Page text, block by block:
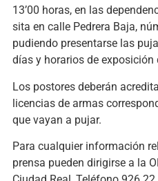
13’00 horas, en las
sita en calle Pedrera Baja,
pudiendo presentarse las
días y horarios de exposición
Los postores deberán
licencias de armas
que vayan a pujar.
Para cualquier información
prensa pueden dirigirse a la